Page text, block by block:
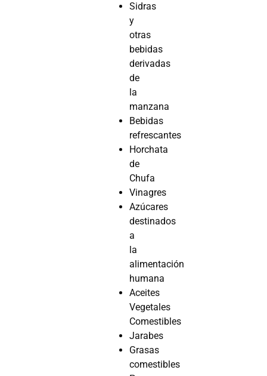
Sidras
y
otras
bebidas
derivadas
de
la
manzana
Bebidas
refrescantes
Horchata
de
Chufa
Vinagres
Azúcares
destinados
a
la
alimentación
humana
Aceites
Vegetales
Comestibles
Jarabes
Grasas
comestibles